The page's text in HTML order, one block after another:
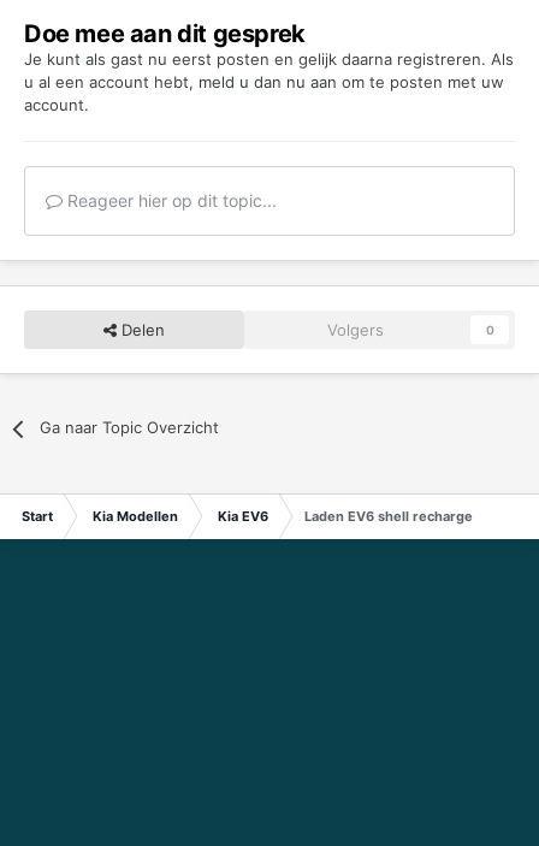
Doe mee aan dit gesprek
Je kunt als gast nu eerst posten en gelijk daarna registreren. Als
u al een account hebt, meld u dan nu aan om te posten met uw
account.
Reageer hier op dit topic...
Delen Volgers 0
Ga naar Topic Overzicht
Start Kia Modellen Kia EV6 Laden EV6 shell recharge